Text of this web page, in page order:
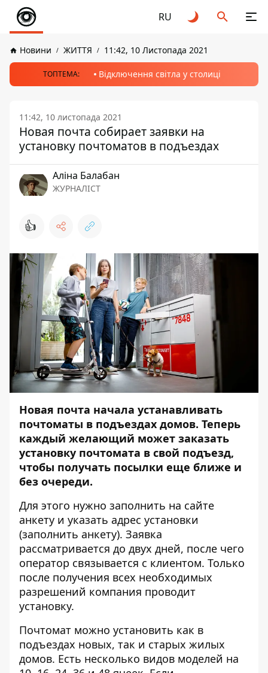
RU
Новини ЖИТТЯ 11:42, 10 Листопада 2021
ТОПТЕМА: Відключення світла у столиці
11:42, 10 листопада 2021
Новая почта собирает заявки на
установку почтоматов в подъездах
Аліна Балабан
ЖУРНАЛІСТ
👍
Новая почта начала устанавливать
почтоматы в подъездах домов. Теперь
каждый желающий может заказать
установку почтомата в свой подъезд,
чтобы получать посылки еще ближе и
без очереди.
Для этого нужно заполнить на сайте
анкету и указать адрес установки
(заполнить анкету). Заявка
рассматривается до двух дней, после чего
оператор связывается с клиентом. Только
после получения всех необходимых
разрешений компания проводит
установку.
Почтомат можно установить как в
подъездах новых, так и старых жилых
домов. Есть несколько видов моделей на